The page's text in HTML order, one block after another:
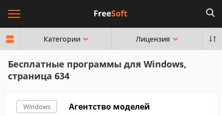
Категории Лицензия
Бесплатные программы для Windows,
страница 634
Windows Агентство моделей